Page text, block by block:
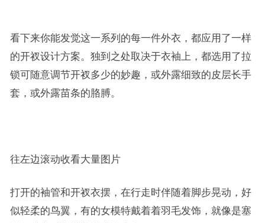
看下来你能发觉这一系列的每一件外衣，都应用了一样
的开衩设计方案。独到之处取决于衣袖上，都选用了拉
锁可随意调节开衩多少的妙趣，或外露细致的皮层长手
套，或外露苗条的胳膊。
往左边滚动收看大量图片
打开的袖管和开衩衣摆，在行走时伴随着脚步晃动，好
似轻柔的鸟翼，有的女模特戴着着羽毛发饰，就像是塞